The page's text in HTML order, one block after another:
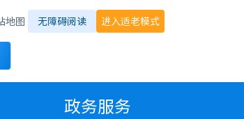
地图 无障碍阅读 进入适老模式
政务服务